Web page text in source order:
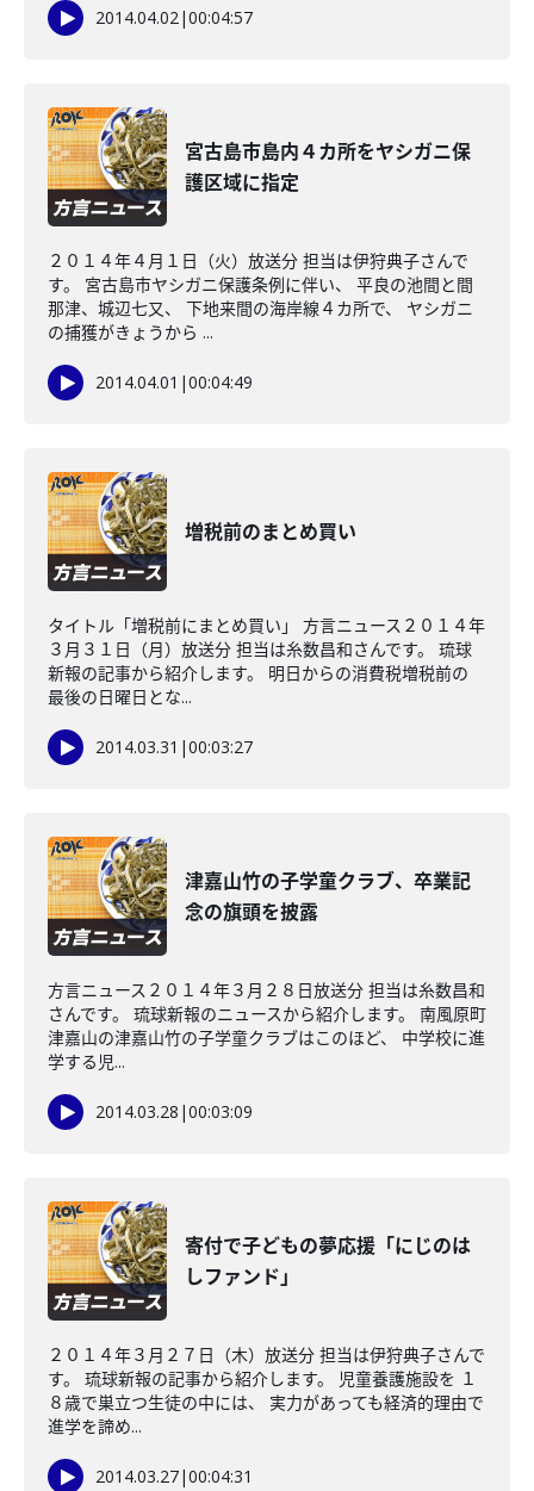
2014.04.02|00:04:57
宮古島市島内４カ所をヤシガニ保
護区域に指定
２０１４年４月１日（火）放送分 担当は伊狩典子さんで
す。 宮古島市ヤシガニ保護条例に伴い、 平良の池間と間
那津、城辺七又、 下地来間の海岸線４カ所で、 ヤシガニ
の捕獲がきょうから ...
2014.04.01 |00:04:49
増税前のまとめ買い
タイトル「増税前にまとめ買い」 方言ニュース２０１４年
３月３１日（月）放送分 担当は糸数昌和さんです。 琉球
新報の記事から紹介します。 明日からの消費税増税前の
最後の日曜日とな...
2014.03.31 |00:03:27
津嘉山竹の子学童クラブ、卒業記
念の旗頭を披露
方言ニュース２０１４年３月２８日放送分 担当は糸数昌和
さんです。 琉球新報のニュースから紹介します。 南風原町
津嘉山の津嘉山竹の子学童クラブはこのほど、 中学校に進
学する児...
2014.03.28 |00:03:09
寄付で子どもの夢応援「にじのは
しファンド」
２０１４年３月２７日（木）放送分 担当は伊狩典子さんで
す。 琉球新報の記事から紹介します。 児童養護施設を １
８歳で巣立つ生徒の中には、 実力があっても経済的理由で
進学を諦め...
2014.03.27|00:04:31